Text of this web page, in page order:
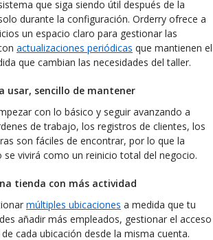
que siga siendo útil después de la
durante la configuración. Orderry ofrece a
un espacio claro para gestionar las
actualizaciones periódicas que mantienen el
que cambian las necesidades del taller.
usar, sencillo de mantener
con lo básico y seguir avanzando a
de trabajo, los registros de clientes, los
son fáciles de encontrar, por lo que la
se vivirá como un reinicio total del negocio.
tienda con más actividad
múltiples ubicaciones a medida que tu
añadir más empleados, gestionar el acceso
cada ubicación desde la misma cuenta.